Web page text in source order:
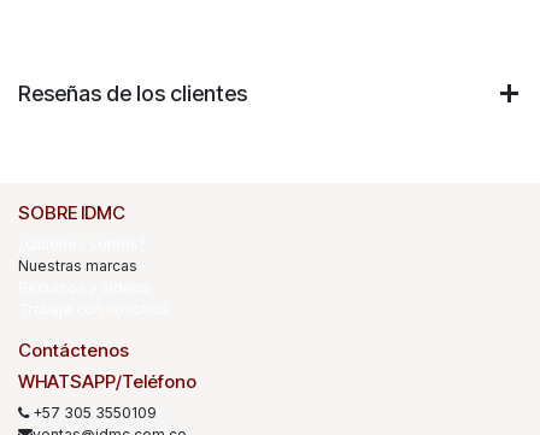
Reseñas de los clientes
SOBRE IDMC
Nuestras marcas
Contáctenos
WHATSAPP/Teléfono
+57 305 3550109